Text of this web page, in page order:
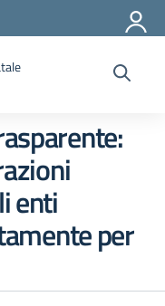
enti
per